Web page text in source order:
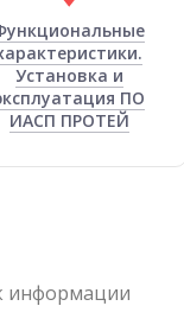
Установка и
ПО
ИАСП ПРОТЕЙ
информации